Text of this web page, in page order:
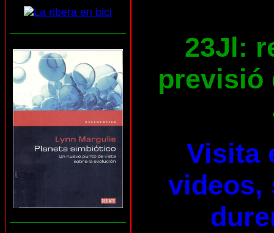
23Jl:
previsió
Visita
videos,